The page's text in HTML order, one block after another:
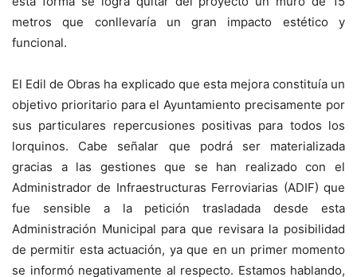
metros que conllevaría un gran impacto estético y
funcional.
El Edil de Obras ha explicado que esta mejora constituía un
objetivo prioritario para el Ayuntamiento precisamente por
sus particulares repercusiones positivas para todos los
lorquinos. Cabe señalar que podrá ser materializada
gracias a las gestiones que se han realizado con el
Administrador de Infraestructuras Ferroviarias (ADIF) que
fue sensible a la petición trasladada desde esta
Administración Municipal para que revisara la posibilidad
de permitir esta actuación, ya que en un primer momento
se informó negativamente al respecto. Estamos hablando,